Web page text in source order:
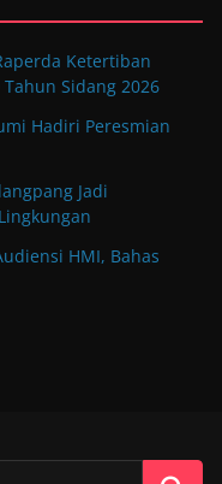
Ketertiban
Sidang 2026
Hadiri Peresmian
Jadi
HMI, Bahas